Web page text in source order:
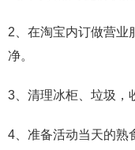
2、在淘宝内订做营业
净。
3、清理冰柜、垃圾，
4、准备活动当天的熟